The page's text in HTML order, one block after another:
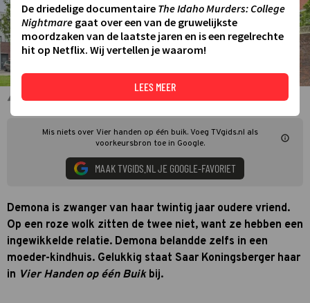
Saar Koningsberger en Demona
Mis niets over Vier handen op één buik. Voeg TVgids.nl als
voorkeursbron toe in Google.
MAAK TVGIDS.NL JE GOOGLE-FAVORIET
Demona is zwanger van haar twintig jaar oudere vriend.
Op een roze wolk zitten de twee niet, want ze hebben een
ingewikkelde relatie. Demona belandde zelfs in een
moeder-kindhuis. Gelukkig staat Saar Koningsberger haar
in Vier Handen op één Buikbij.
De driedelige documentaire The Idaho Murders: College
Nightmare gaat over een van de gruwelijkste
moordzaken van de laatste jaren en is een regelrechte
hit op Netflix. Wij vertellen je waarom!
LEES MEER